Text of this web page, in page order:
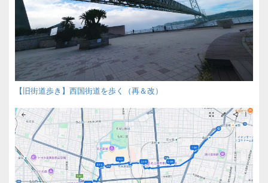
【旧街道歩き】西国街道を歩く（再＆改）